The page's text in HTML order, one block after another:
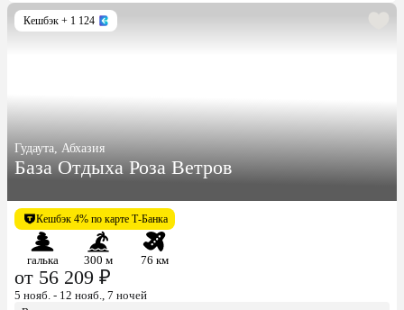
Кешбэк + 1 124
Гудаута, Абхазия
База Отдыха Роза Ветров
Кешбэк 4% по карте Т-Банка
галька 300 м 76 км
от 56 209 ₽
5 нояб. - 12 нояб., 7 ночей